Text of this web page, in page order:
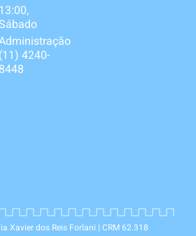
13:00,
(11) 4240-
8448
Xavier dos Reis Forlani | CRM 62.318